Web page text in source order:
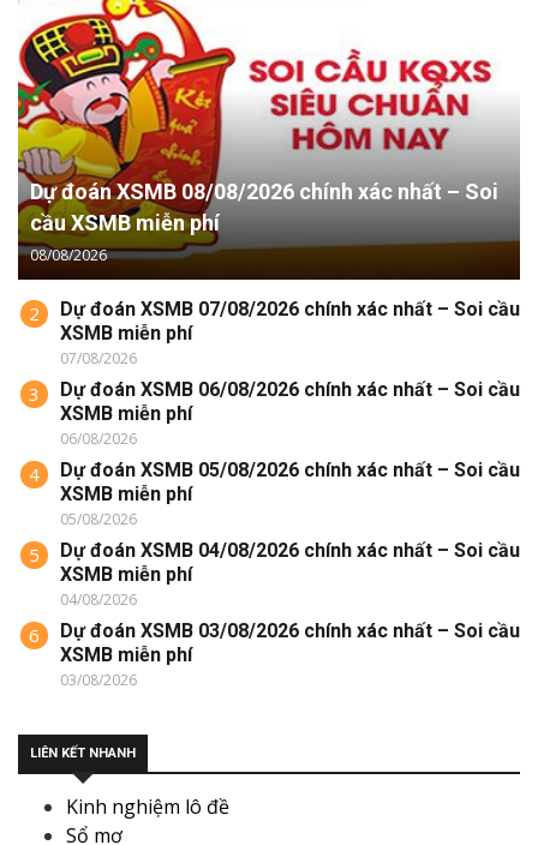
Dự đoán XSMB 08/08/2026 chính xác nhất – Soi
cầu XSMB miễn phí
08/08/2026
2
Dự đoán XSMB 07/08/2026 chính xác nhất – Soi cầu
XSMB miễn phí
07/08/2026
3
Dự đoán XSMB 06/08/2026 chính xác nhất – Soi cầu
XSMB miễn phí
06/08/2026
4
Dự đoán XSMB 05/08/2026 chính xác nhất – Soi cầu
XSMB miễn phí
05/08/2026
5
Dự đoán XSMB 04/08/2026 chính xác nhất – Soi cầu
XSMB miễn phí
04/08/2026
6
Dự đoán XSMB 03/08/2026 chính xác nhất – Soi cầu
XSMB miễn phí
03/08/2026
LIÊN KẾT NHANH
Kinh nghiệm lô đề
Sổ mơ